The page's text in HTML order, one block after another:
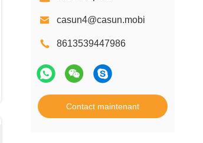
casun4@casun.mobi
8613539447986
Contact maintenant